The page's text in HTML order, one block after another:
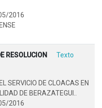
2016
RESOLUCION
Texto
SERVICIO DE CLOACAS EN
DE BERAZATEGUI..
2016